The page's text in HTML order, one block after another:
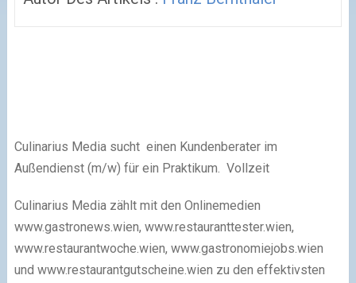
Culinarius Media sucht einen Kundenberater im
Außendienst (m/w) für ein Praktikum. Vollzeit
Culinarius Media zählt mit den Onlinemedien
www.gastronews.wien, www.restauranttester.wien,
www.restaurantwoche.wien, www.gastronomiejobs.wien
und www.restaurantgutscheine.wien zu den effektivsten